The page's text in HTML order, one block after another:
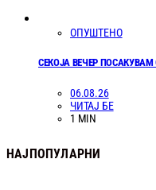
ОПУШТЕНО
СЕКОЈА ВЕЧЕР
06.08.26
ЧИТАЈ БЕ
1 MIN
НАЈПОПУЛАРНИ